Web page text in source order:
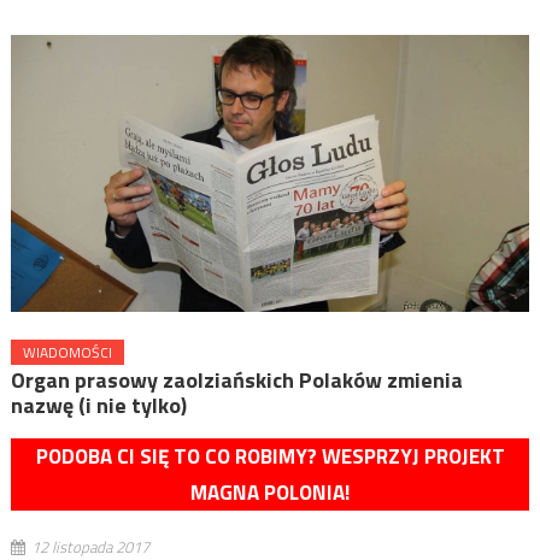
WIADOMOŚCI
Organ prasowy zaolziańskich Polaków zmienia
nazwę (i nie tylko)
PODOBA CI SIĘ TO CO ROBIMY? WESPRZYJ PROJEKT
MAGNA POLONIA!
12 listopada 2017